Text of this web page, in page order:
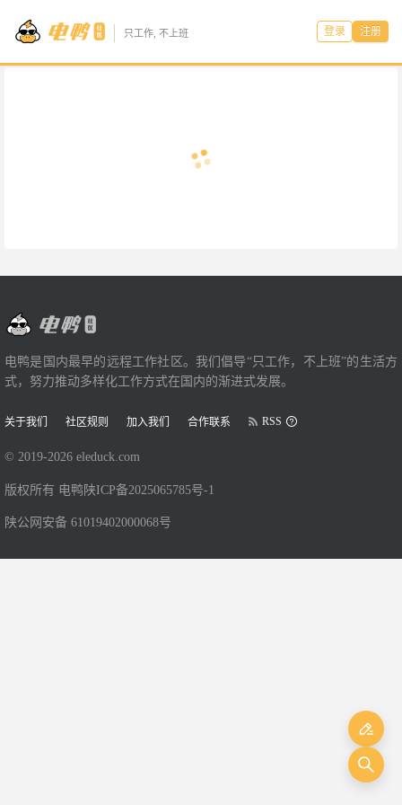
只工作, 不上班 登录 注册
电鸭是国内最早的远程工作社区。我们倡导“只工作，不上班”的生活方
式，努力推动多样化工作方式在国内的渐进式发展。
关于我们 社区规则 加入我们 合作联系 RSS
© 2019-2026 eleduck.com
版权所有 电鸭 陕ICP备2025065785号-1
陕公网安备 61019402000068号